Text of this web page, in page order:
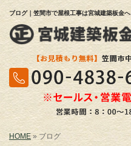
ブログ｜笠間市で屋根工事は宮城建築板金へ
HOME» ブログ